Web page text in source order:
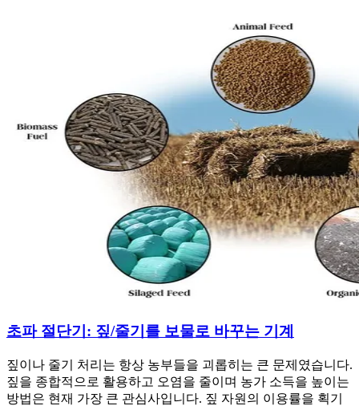
초파 절단기: 짚/줄기를 보물로 바꾸는 기계
짚이나 줄기 처리는 항상 농부들을 괴롭히는 큰 문제였습니다.
짚을 종합적으로 활용하고 오염을 줄이며 농가 소득을 높이는
방법은 현재 가장 큰 관심사입니다. 짚 자원의 이용률을 획기